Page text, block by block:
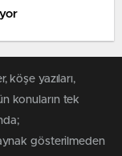
köşe yazıları,
konuların tek
gösterilmeden